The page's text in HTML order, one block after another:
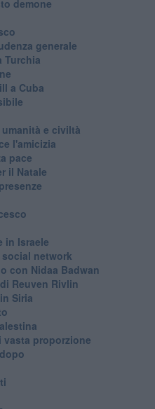
demone
generale
Turchia
a Cuba
e civiltà
l'amicizia
pace
il Natale
in Israele
network
con Nidaa Badwan
Reuven Rivlin
Siria
vasta proporzione